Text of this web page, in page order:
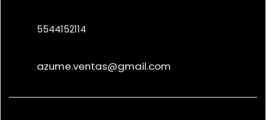
5544152114
azume.ventas@gmail.com